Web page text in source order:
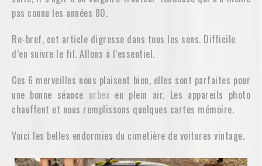
pas connu les années 80.
Re-bref, cet article digresse dans tous les sens. Difficile
d’en suivre le fil. Allons à l’essentiel.
Ces 6 merveilles nous plaisent bien, elles sont parfaites pour
une bonne séance urbex en plein air. Les appareils photo
chauffent et nous remplissons quelques cartes mémoire.
Voici les belles endormies du cimetière de voitures vintage.